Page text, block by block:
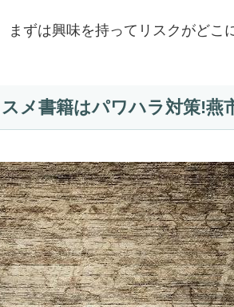
まずは興味を持ってリスクがどこ
メ書籍はパワハラ対策!燕